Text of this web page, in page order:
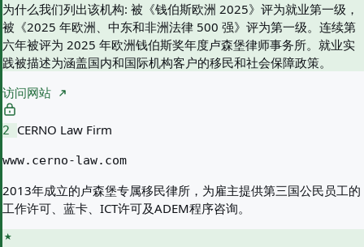
为什么我们列出该机构: 被《钱伯斯欧洲 2025》评为就业第一级，
被《2025 年欧洲、中东和非洲法律 500 强》评为第一级。连续第
六年被评为 2025 年欧洲钱伯斯奖年度卢森堡律师事务所。就业实
践被描述为涵盖国内和国际机构客户的移民和社会保障政策。
访问网站
2 CERNO Law Firm
www.cerno-law.com
2013年成立的卢森堡专属移民律所，为雇主提供第三国公民员工的
工作许可、蓝卡、ICT许可及ADEM程序咨询。